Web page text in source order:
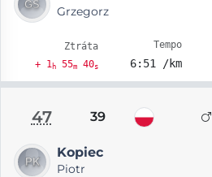
Grzegorz
Ztráta
+ 1h55m40s
Tempo
6:51 /km
47 39
Kopiec
Piotr